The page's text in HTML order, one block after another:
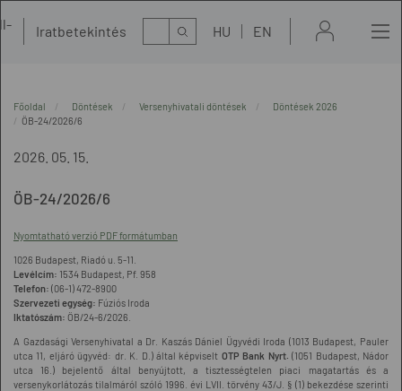
Iratbetekintés Kereső HU EN
Főoldal Döntések Versenyhivatali döntések
Döntések 2026
ÖB-24/2026/6
2026. 05. 15.
ÖB-24/2026/6
Nyomtatható verzió PDF formátumban
1026 Budapest, Riadó u. 5-11.
Levélcím: 1534 Budapest, Pf. 958
Telefon: (06-1) 472-8900
Szervezeti egység: Fúziós Iroda
Iktatószám: ÖB/24-6/2026.
A Gazdasági Versenyhivatal a Dr. Kaszás Dániel Ügyvédi Iroda (1013 Budapest, Pauler
utca 11, eljáró ügyvéd: dr. K. D.) által képviselt OTP Bank Nyrt. (1051 Budapest, Nádor
utca 16.) bejelentő által benyújtott, a tisztességtelen piaci magatartás és a
versenykorlátozás tilalmáról szóló 1996. évi LVII. törvény 43/J. § (1) bekezdése szerinti